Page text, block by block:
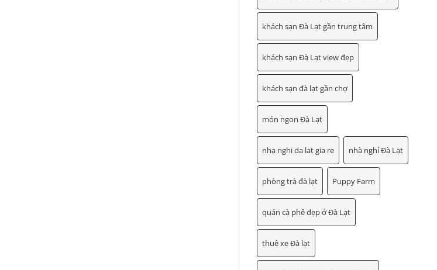
khách sạn Đà Lạt gần trung tâm
khách sạn Đà Lạt view đẹp
khách sạn đà lạt gần chợ
món ngon Đà Lạt
nha nghi da lat gia re nhà nghỉ Đà Lạt
phòng trà đà lạt Puppy Farm
quán cà phê đẹp ở Đà Lạt
thuê xe Đà lạt